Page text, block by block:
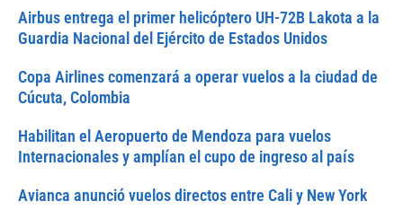
Airbus entrega el primer helicóptero UH-72B Lakota a la
Guardia Nacional del Ejército de Estados Unidos
Copa Airlines comenzará a operar vuelos a la ciudad de
Cúcuta, Colombia
Habilitan el Aeropuerto de Mendoza para vuelos
Internacionales y amplían el cupo de ingreso al país
Avianca anunció vuelos directos entre Cali y New York